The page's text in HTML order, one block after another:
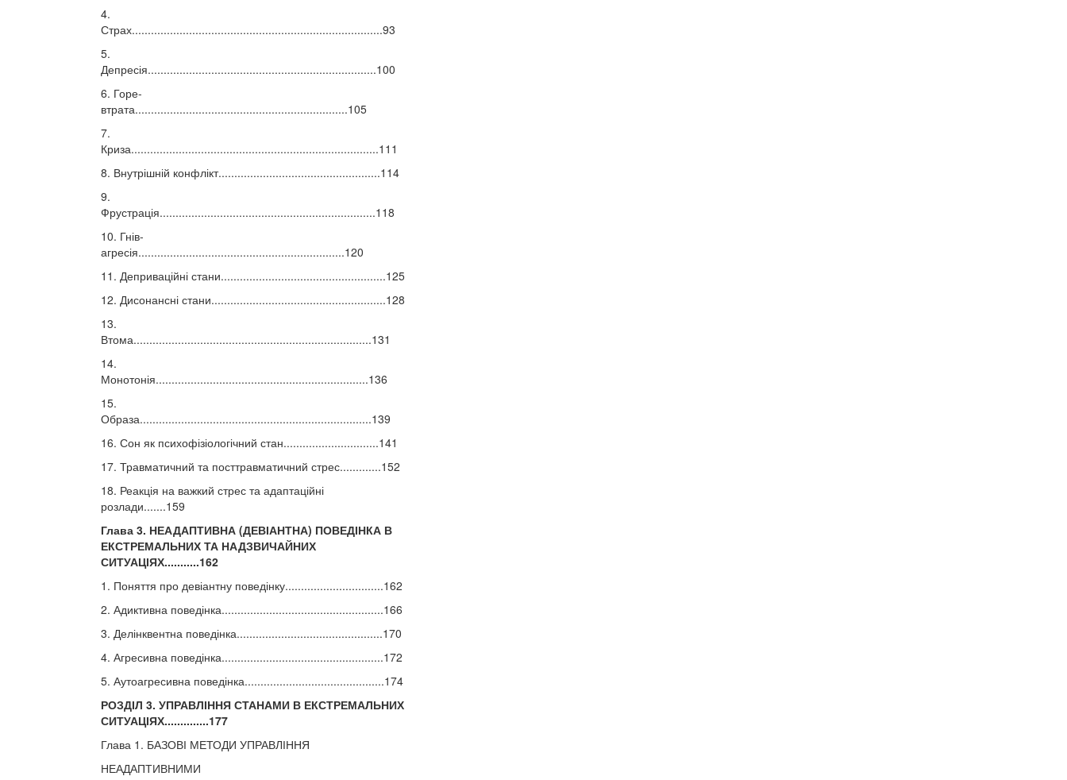
4.
Страх...............................................................................93
5.
Депресія........................................................................100
6. Горе-
втрата...................................................................105
7.
Криза..............................................................................111
8. Внутрішній конфлікт...................................................114
9.
Фрустрація....................................................................118
10. Гнів-
агресія.................................................................120
11. Деприваційні стани....................................................125
12. Дисонансні стани.......................................................128
13.
Втома...........................................................................131
14.
Монотонія...................................................................136
15.
Образа.........................................................................139
16. Сон як психофізіологічний стан..............................141
17. Травматичний та посттравматичний стрес.............152
18. Реакція на важкий стрес та адаптаційні
розлади.......159
Глава 3. НЕАДАПТИВНА (ДЕВІАНТНА) ПОВЕДІНКА В
ЕКСТРЕМАЛЬНИХ ТА НАДЗВИЧАЙНИХ
СИТУАЦІЯХ...........162
1. Поняття про девіантну поведінку...............................162
2. Адиктивна поведінка...................................................166
3. Делінквентна поведінка..............................................170
4. Агресивна поведінка...................................................172
5. Аутоагресивна поведінка............................................174
РОЗДІЛ 3. УПРАВЛІННЯ СТАНАМИ В ЕКСТРЕМАЛЬНИХ
СИТУАЦІЯХ..............177
Глава 1. БАЗОВІ МЕТОДИ УПРАВЛІННЯ
НЕАДАПТИВНИМИ